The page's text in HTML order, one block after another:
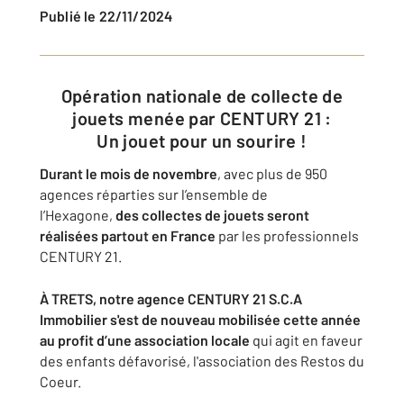
Publié le 22/11/2024
Opération nationale de collecte de
jouets menée par CENTURY 21 :
Un jouet pour un sourire !
Durant le mois de novembre, avec plus de 950
agences réparties sur l’ensemble de
l’Hexagone, des collectes de jouets seront
réalisées partout en France par les professionnels
CENTURY 21.
À TRETS, notre agence CENTURY 21 S.C.A
Immobilier s'est de nouveau mobilisée cette année
au profit d’une association locale qui agit en faveur
des enfants défavorisé, l'association des Restos du
Coeur.